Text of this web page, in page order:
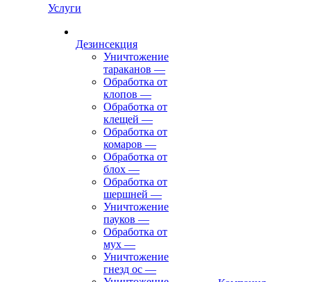
Услуги
Дезинсекция
Уничтожение
тараканов —
Обработка от
клопов —
Обработка от
клещей —
Обработка от
комаров —
Обработка от
блох —
Обработка от
шершней —
Уничтожение
пауков —
Обработка от
мух —
Уничтожение
гнезд ос —